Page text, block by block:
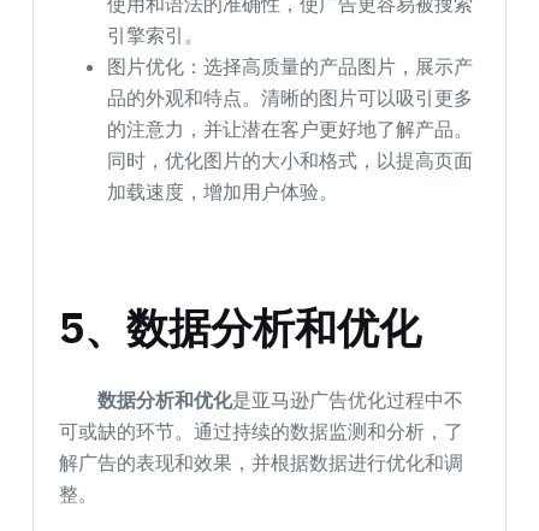
引擎索引。
图片优化：选择高质量的产品图片，展示产
品的外观和特点。清晰的图片可以吸引更多
的注意力，并让潜在客户更好地了解产品。
同时，优化图片的大小和格式，以提高页面
加载速度，增加用户体验。
5、数据分析和优化
数据分析和优化是亚马逊广告优化过程中不
可或缺的环节。通过持续的数据监测和分析，了
解广告的表现和效果，并根据数据进行优化和调
整。